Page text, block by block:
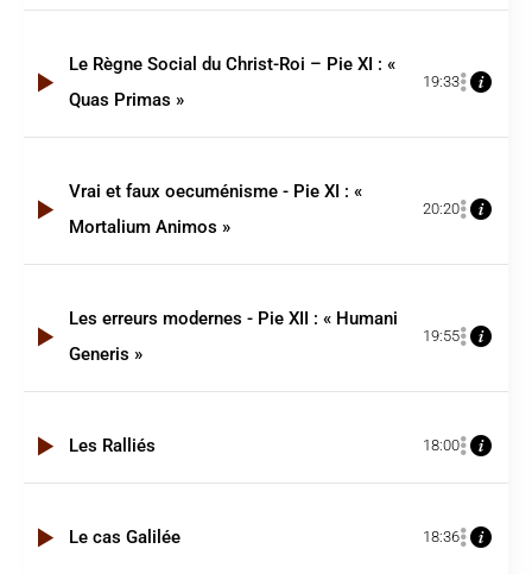
Le Règne Social du Christ-Roi – Pie XI : «
Quas Primas »
19:33
Vrai et faux oecuménisme - Pie XI : «
Mortalium Animos »
20:20
Les erreurs modernes - Pie XII : « Humani
Generis »
19:55
Les Ralliés 18:00
Le cas Galilée 18:36